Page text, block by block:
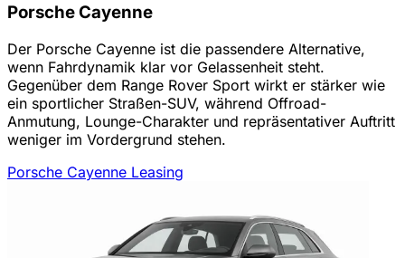
Porsche Cayenne
Der Porsche Cayenne ist die passendere Alternative,
wenn Fahrdynamik klar vor Gelassenheit steht.
Gegenüber dem Range Rover Sport wirkt er stärker wie
ein sportlicher Straßen-SUV, während Offroad-
Anmutung, Lounge-Charakter und repräsentativer Auftritt
weniger im Vordergrund stehen.
Porsche Cayenne Leasing